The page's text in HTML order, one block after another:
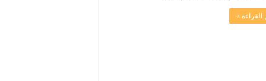
القراءة »